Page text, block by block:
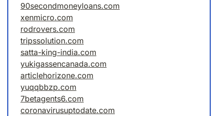
90secondmoneyloans.com
xenmicro.com
rodrovers.com
tripssolution.com
satta-king-india.com
yukigassencanada.com
articlehorizone.com
yuqqbbzp.com
7betagents6.com
coronavirusuptodate.com